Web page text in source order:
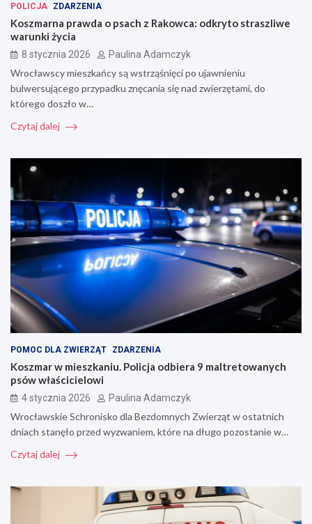
POLICJA ZDARZENIA
Koszmarna prawda o psach z Rakowca: odkryto straszliwe
warunki życia
8 stycznia 2026 Paulina Adamczyk
Wrocławscy mieszkańcy są wstrząśnięci po ujawnieniu
bulwersującego przypadku znęcania się nad zwierzętami, do
którego doszło w…
Czytaj dalej
POMOC DLA ZWIERZĄT ZDARZENIA
Koszmar w mieszkaniu. Policja odbiera 9 maltretowanych
psów właścicielowi
4 stycznia 2026 Paulina Adamczyk
Wrocławskie Schronisko dla Bezdomnych Zwierząt w ostatnich
dniach stanęło przed wyzwaniem, które na długo pozostanie w…
Czytaj dalej